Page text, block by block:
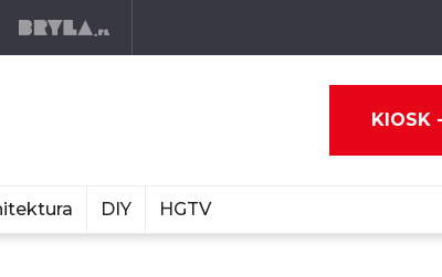
KIOSK
DIY HGTV